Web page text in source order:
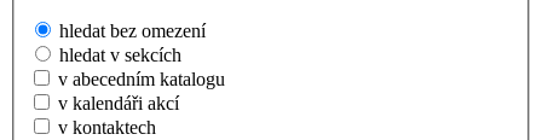
hledat bez omezení
hledat v sekcích
v abecedním katalogu
v kalendáři akcí
v kontaktech